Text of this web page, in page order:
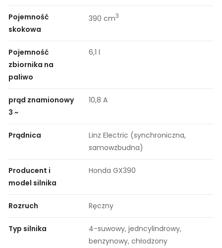
Pojemność
skokowa
390 cm3
Pojemność
zbiornika na
paliwo
6,1 l
prąd znamionowy
3 ~
10,8 A
Prądnica
Linz Electric (synchroniczna,
samowzbudna)
Producent i
model silnika
Honda GX390
Rozruch Ręczny
Typ silnika
4-suwowy, jedncylindrowy,
benzynowy, chłodzony